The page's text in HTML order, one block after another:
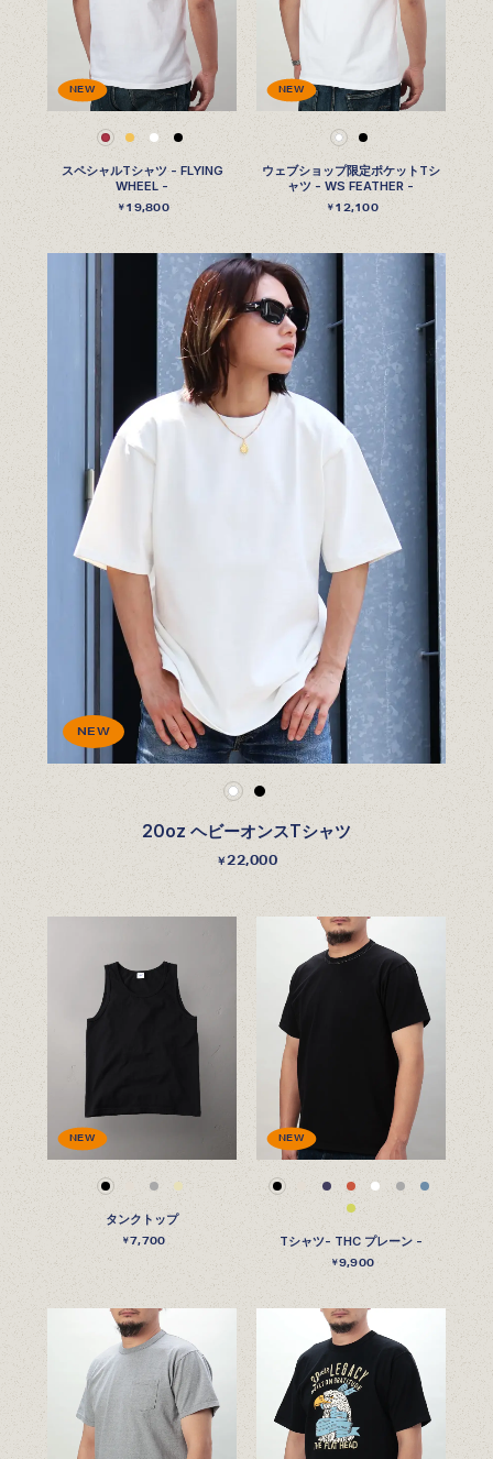
NEW
スペシャルTシャツ - FLYING
WHEEL -
￥19,800
NEW
ウェブショップ限定ポケットTシ
ャツ - WS FEATHER -
￥12,100
NEW
20oz ヘビーオンスTシャツ
￥22,000
NEW
タンクトップ
￥7,700
NEW
Tシャツ- THC プレーン -
￥9,900